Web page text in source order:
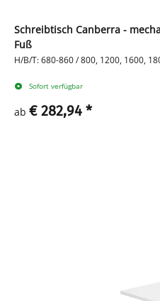
Schreibtisch Canberra -
Fuß
H/B/T: 680-860 / 800, 1200, 1600,
Sofort verfügbar
ab € 282,94 *